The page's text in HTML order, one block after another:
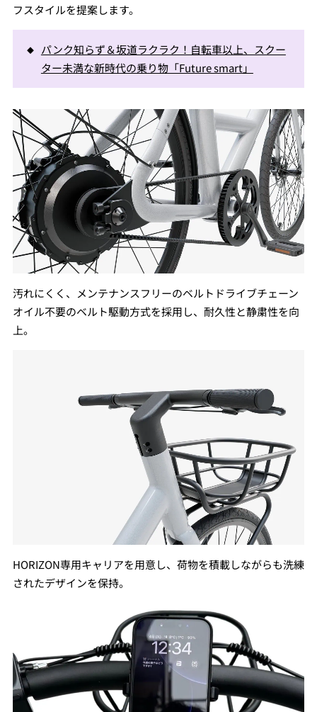
フスタイルを提案します。
パンク知らず＆坂道ラクラク！自転車以上、スクー
ター未満な新時代の乗り物「Future smart」
汚れにくく、メンテナンスフリーのベルトドライブチェーン
オイル不要のベルト駆動方式を採用し、耐久性と静粛性を向
上。
HORIZON専用キャリアを用意し、荷物を積載しながらも洗練
されたデザインを保持。